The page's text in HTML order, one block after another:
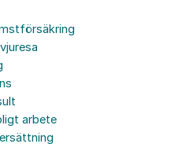
arbete